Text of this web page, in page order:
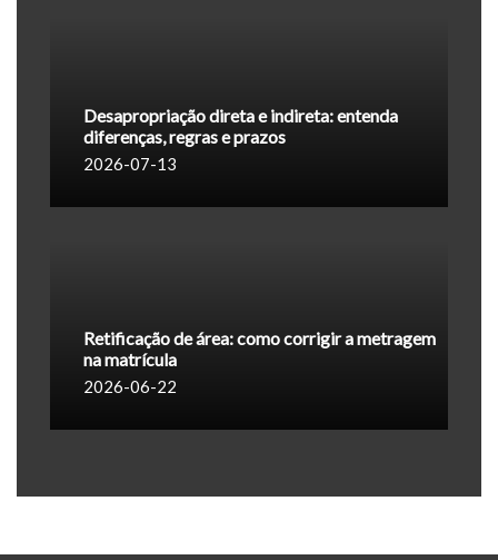
Desapropriação direta e indireta: entenda
diferenças, regras e prazos
2026-07-13
Retificação de área: como corrigir a metragem
na matrícula
2026-06-22